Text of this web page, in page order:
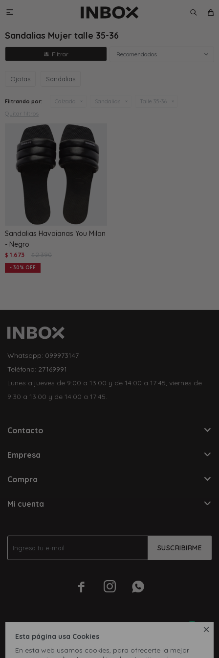

Esta página usa Cookies
En esta web usamos cookies, para ofrecerte la mejor

Sandalias Mujer talle 35-36
Recomendados
Ojotas Sandalias
Filtrando por: Calzado Sandalias Talle 35-36
Quitar filtros
Sandalias Havaianas You Milan
- Negro
$ 1.673 $ 2.390
30
SUSCRIBIRME
  
Whatsapp: 099973147
Teléfono: 27169991
Lunes a jueves de 9:00 a 13:00 y de 14:00 a 17:45, viernes de
9:30 a 13:00 y de 14:00 a 17:45.
Contacto
Empresa
Compra
Mi cuenta